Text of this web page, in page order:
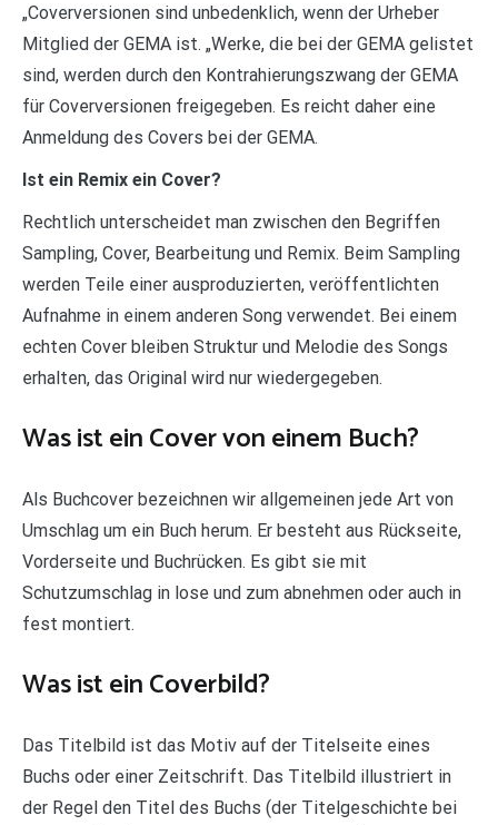
„Coverversionen sind unbedenklich, wenn der Urheber
Mitglied der GEMA ist. „Werke, die bei der GEMA gelistet
sind, werden durch den Kontrahierungszwang der GEMA
für Coverversionen freigegeben. Es reicht daher eine
Anmeldung des Covers bei der GEMA.
Ist ein Remix ein Cover?
Rechtlich unterscheidet man zwischen den Begriffen
Sampling, Cover, Bearbeitung und Remix. Beim Sampling
werden Teile einer ausproduzierten, veröffentlichten
Aufnahme in einem anderen Song verwendet. Bei einem
echten Cover bleiben Struktur und Melodie des Songs
erhalten, das Original wird nur wiedergegeben.
Was ist ein Cover von einem Buch?
Als Buchcover bezeichnen wir allgemeinen jede Art von
Umschlag um ein Buch herum. Er besteht aus Rückseite,
Vorderseite und Buchrücken. Es gibt sie mit
Schutzumschlag in lose und zum abnehmen oder auch in
fest montiert.
Was ist ein Coverbild?
Das Titelbild ist das Motiv auf der Titelseite eines
Buchs oder einer Zeitschrift. Das Titelbild illustriert in
der Regel den Titel des Buchs (der Titelgeschichte bei